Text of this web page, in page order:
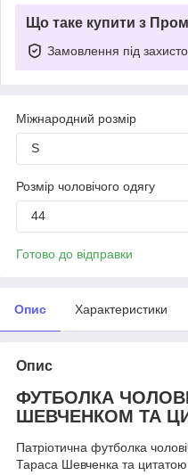
Що таке купити з
Замовлення під
Міжнародний розмір
S
Розмір чоловічого одягу
44
Готово до відправки
Опис Характеристики
Опис
ФУТБОЛКА
ШЕВЧЕНКОМ ТА
Патріотична футболка
Тараса Шевченка та